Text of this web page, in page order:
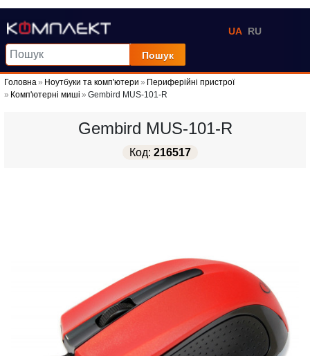
UA RU
Пошук
Головна Ноутбуки та комп'ютери
Периферійні пристрої
Комп'ютерні миші
Gembird MUS-101-R
Gembird MUS-101-R
Код: 216517